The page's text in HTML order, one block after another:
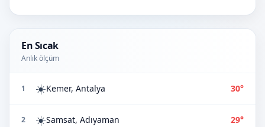
En Sıcak
Anlık ölçüm
1 ☀️Kemer, Antalya 30°
2 ☀️Samsat, Adıyaman 29°